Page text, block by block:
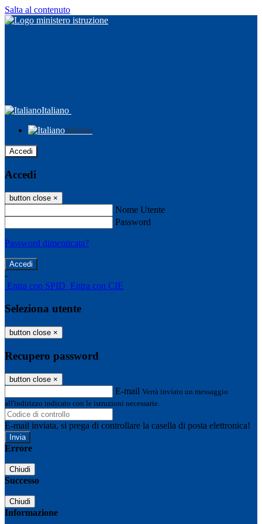
Salta al contenuto
Italiano
Italiano
Accedi
Accedi
button close ×
Nome Utente
Password
Password dimenticata?
-
Entra con SPID Entra con CIE
Seleziona utente
button close ×
Recupero password
button close ×
E-mail Verrà inviato un messaggio
all'indirizzo indicato con le istruzioni necessarie.
E-mail inviata, si prega di controllare la casella di posta elettronica!
Errore
Chiudi
Successo
Chiudi
Informazione